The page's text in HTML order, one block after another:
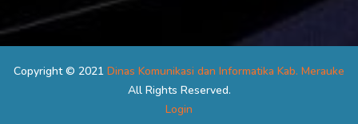
Copyright © 2021 Dinas Komunikasi dan Informatika Kab. Merauke
All Rights Reserved.
Login